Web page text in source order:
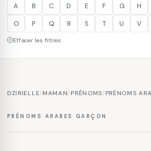
A B C D E F G H
O P Q R S T U V
Effacer les filtres
DZIRIELLE/ MAMAN/ PRÉNOMS/ PRÉNOMS
PRÉNOMS ARABES GARÇON